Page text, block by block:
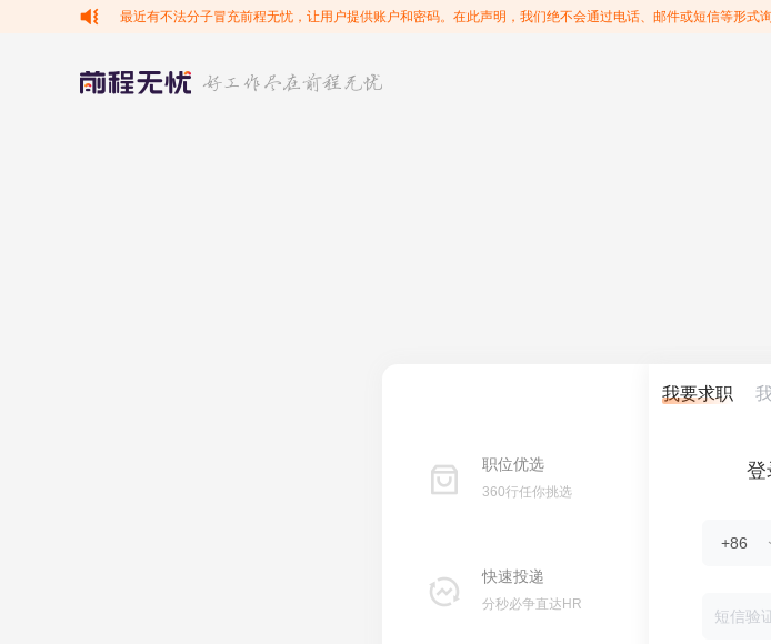
最近有不法分子冒充前程无忧，让用户提供账户和密码。在此声明，我们绝不会通过电话、邮件或短信等形式
职位优选
360行任你挑选
快速投递
分秒必争直达HR
我要求职
登